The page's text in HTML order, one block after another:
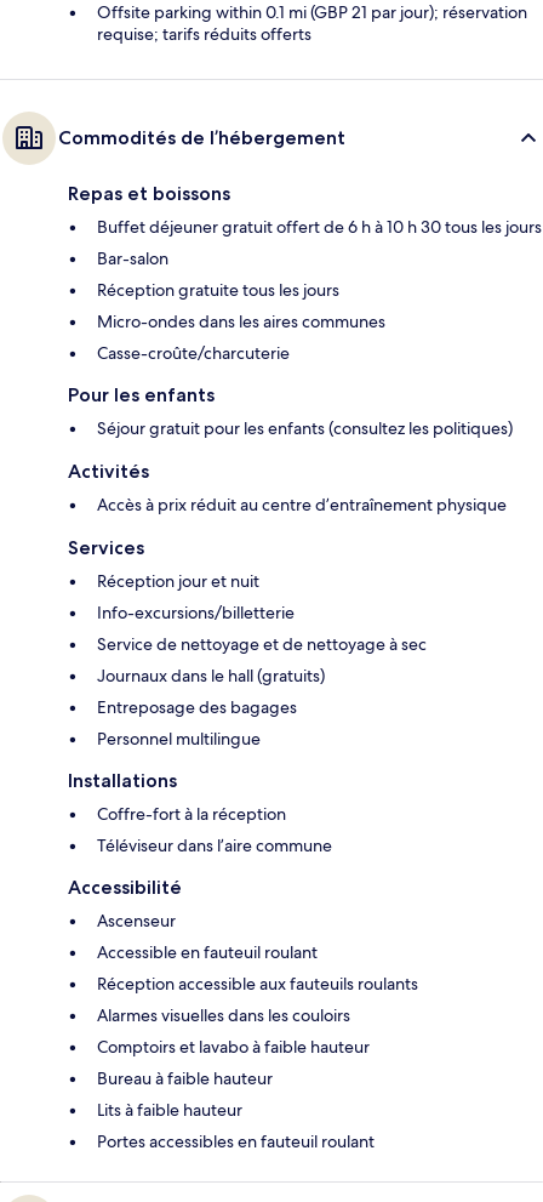
Offsite parking within 0.1 mi (GBP 21 par jour); réservation
requise; tarifs réduits offerts
Commodités de l’hébergement
Repas et boissons
Buffet déjeuner gratuit offert de 6 h à 10 h 30 tous les jours
Bar-salon
Réception gratuite tous les jours
Micro-ondes dans les aires communes
Casse-croûte/charcuterie
Pour les enfants
Séjour gratuit pour les enfants (consultez les politiques)
Activités
Accès à prix réduit au centre d’entraînement physique
Services
Réception jour et nuit
Info-excursions/billetterie
Service de nettoyage et de nettoyage à sec
Journaux dans le hall (gratuits)
Entreposage des bagages
Personnel multilingue
Installations
Coffre-fort à la réception
Téléviseur dans l’aire commune
Accessibilité
Ascenseur
Accessible en fauteuil roulant
Réception accessible aux fauteuils roulants
Alarmes visuelles dans les couloirs
Comptoirs et lavabo à faible hauteur
Bureau à faible hauteur
Lits à faible hauteur
Portes accessibles en fauteuil roulant